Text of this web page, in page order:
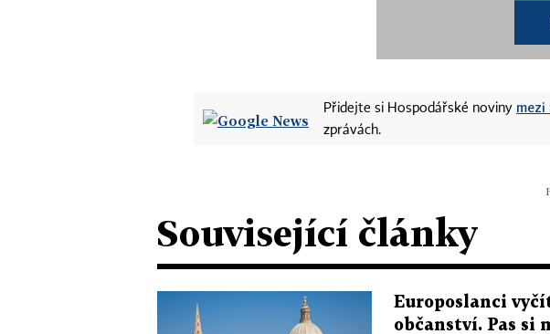
Přidejte si Hospodářské noviny
zprávách.
Související články
Europoslanci
občanství. Pas si